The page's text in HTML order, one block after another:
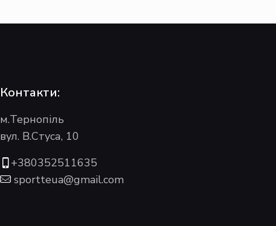
Контакти:
м.Тернопіль
вул. В.Стуса, 10
+380352511635
sportteua@gmail.com